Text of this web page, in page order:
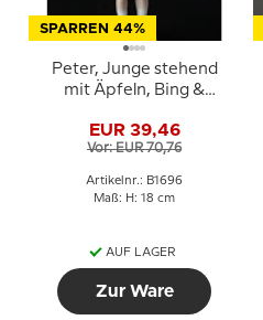
SPARREN 44%
Peter, Junge stehend
mit Äpfeln, Bing &
EUR 39,46
Vor: EUR 70,76
Artikelnr.: B1696
Maß: H: 18 cm
AUF LAGER
Zur Ware